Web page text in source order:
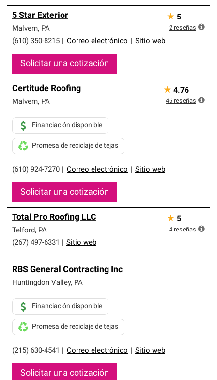
5 Star Exterior
Malvern, PA
(610) 350-8215
Correo electrónico Sitio web
Solicitar una cotización
★ 5
2 reseñas
Certitude Roofing
Malvern, PA
(610) 924-7270 Correo electrónico Sitio web
Financiación disponible
Promesa de reciclaje de tejas
Solicitar una cotización
★ 4.76
46 reseñas
Total Pro Roofing LLC
Telford, PA
(267) 497-6331
Sitio web
★ 5
4 reseñas
RBS General Contracting Inc
Huntingdon Valley, PA
(215) 630-4541 Correo electrónico Sitio web
Financiación disponible
Promesa de reciclaje de tejas
Solicitar una cotización